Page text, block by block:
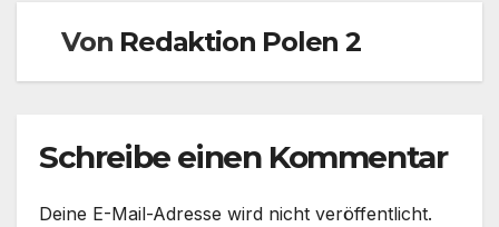
Von Redaktion Polen 2
Schreibe einen Kommentar
Deine E-Mail-Adresse wird nicht veröffentlicht.